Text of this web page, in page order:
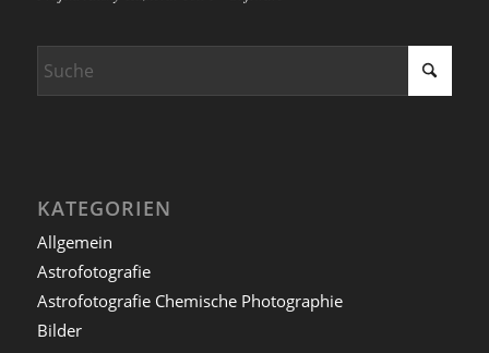
KATEGORIEN
Allgemein
Astrofotografie
Astrofotografie Chemische Photographie
Bilder